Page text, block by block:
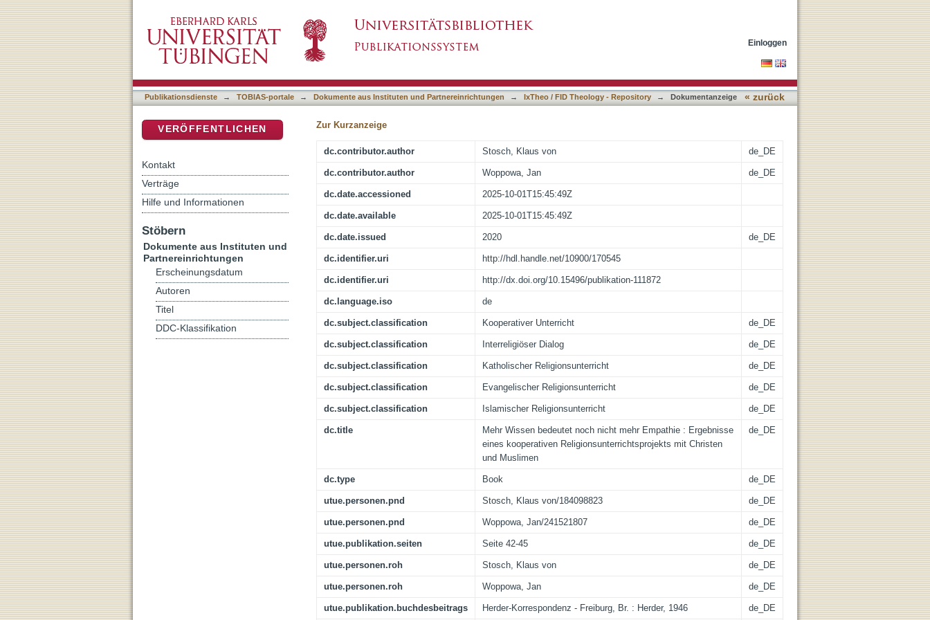
Religionsunterrichtsprojekts mit Christen und Muslimen
Einloggen
Publikationsdienste → TOBIAS-portale → Dokumente aus Instituten und Partnereinrichtungen → IxTheo / FID Theology - Repository → Dokumentanzeige « zurück
Zur Kurzanzeige
dc.contributor.author Stosch, Klaus von de_DE
dc.contributor.author Woppowa, Jan de_DE
dc.date.accessioned 2025-10-01T15:45:49Z
dc.date.available 2025-10-01T15:45:49Z
dc.date.issued 2020 de_DE
dc.identifier.uri http://hdl.handle.net/10900/170545
dc.identifier.uri http://dx.doi.org/10.15496/publikation-111872
dc.language.iso de
dc.subject.classification Kooperativer Unterricht de_DE
dc.subject.classification Interreligiöser Dialog de_DE
dc.subject.classification Katholischer Religionsunterricht de_DE
dc.subject.classification Evangelischer Religionsunterricht de_DE
dc.subject.classification Islamischer Religionsunterricht de_DE
dc.title
Mehr Wissen bedeutet noch nicht mehr Empathie : Ergebnisse
eines kooperativen Religionsunterrichtsprojekts mit Christen
und Muslimen
de_DE
dc.type Book de_DE
utue.personen.pnd Stosch, Klaus von/184098823 de_DE
utue.personen.pnd Woppowa, Jan/241521807 de_DE
utue.publikation.seiten Seite 42-45 de_DE
utue.personen.roh Stosch, Klaus von de_DE
utue.personen.roh Woppowa, Jan de_DE
utue.publikation.buchdesbeitrags Herder-Korrespondenz - Freiburg, Br. : Herder, 1946 de_DE
VERÖFFENTLICHEN
Kontakt
Verträge
Hilfe und Informationen
Stöbern
Dokumente aus Instituten und
Partnereinrichtungen
Erscheinungsdatum
Autoren
Titel
DDC-Klassifikation